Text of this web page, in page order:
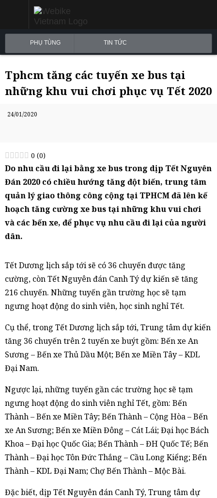
PHỤ TÙNG TIN TỨC
Tphcm tăng các tuyến xe bus tại
những khu vui chơi phục vụ Tết 2020
24/01/2020
0 (0)
Do nhu cầu đi lại bằng xe bus trong dịp Tết Nguyên
Đán 2020 có chiều hướng tăng đột biến, trung tâm
quản lý giao thông công cộng tại TPHCM đã lên kế
hoạch tăng cường xe bus tại những khu vui chơi
và các bến xe, để phục vụ nhu cầu đi lại của người
dân.
Tết Dương lịch sắp tới sẽ có 36 chuyến được tăng
cường, còn Tết Nguyên đán Canh Tý dự kiến sẽ tăng
216 chuyến. Những tuyến gần trường học sẽ tạm
ngưng hoạt động do sinh viên, học sinh nghỉ Tết.
Cụ thể, trong Tết Dương lịch sắp tới, Trung tâm dự kiến
tăng 36 chuyến trên 2 tuyến xe buýt gồm: Bến xe An
Sương – Bến xe Thủ Dầu Một; Bến xe Miền Tây – KDL
Đại Nam.
Ngược lại, những tuyến gần các trường học sẽ tạm
ngưng hoạt động do sinh viên nghỉ Tết, gồm: Bến
Thành – Bến xe Miền Tây; Bến Thành – Cộng Hòa – Bến
xe An Sương; Bến xe Miền Đông – Cát Lái; Đại học Bách
Khoa – Đại học Quốc Gia; Bến Thành – ĐH Quốc Tế; Bến
Thành – Đại học Tôn Đức Thắng – Cầu Long Kiểng; Bến
Thành – KDL Đại Nam; Chợ Bến Thành – Mộc Bài.
Đặc biết, dịp Tết Nguyên đán Canh Tý, Trung tâm dự